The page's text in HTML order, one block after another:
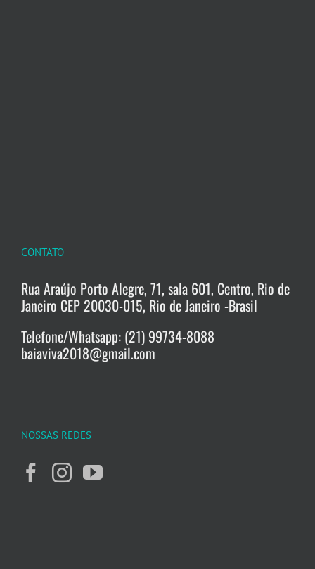
CONTATO
Rua Araújo Porto Alegre, 71, sala 601, Centro, Rio de
Janeiro CEP 20030-015, Rio de Janeiro -Brasil
Telefone/Whatsapp: (21) 99734-8088
baiaviva2018@gmail.com
NOSSAS REDES